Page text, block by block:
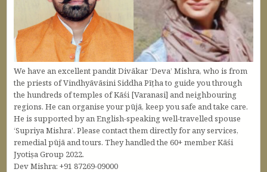
We have an excellent pandit Divākar ‘Deva’ Mishra, who is from
the priests of Vindhyāvāsini Siddha Pīṭha to guide you through
the hundreds of temples of Kāśi [Varanasi] and neighbouring
regions. He can organise your pūjā, keep you safe and take care.
He is supported by an English-speaking well-travelled spouse
‘Supriya Mishra’. Please contact them directly for any services,
remedial pūjā and tours. They handled the 60+ member Kāśi
Jyotiṣa Group 2022.
Dev Mishra: +91 87269-09000